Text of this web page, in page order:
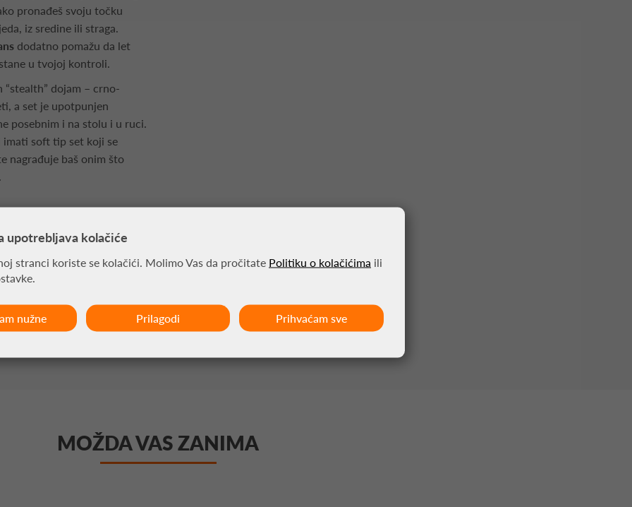
pronađeš svoju točku
iz sredine ili straga.
dodatno pomažu da let
u tvojoj kontroli.
dojam – crno-
a set je upotpunjen
posebnim i na stolu i u ruci.
imati soft tip set koji se
nagrađuje baš onim što
Menzies soft tip
MOŽDA VAS ZANIMA
upotrebljava kolačiće
stranci koriste se kolačići. Molimo Vas da pročitate Politiku o kolačićima ili
nužne Prilagodi Prihvaćam sve